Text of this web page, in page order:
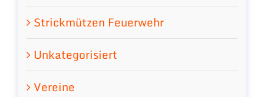
Strickmützen Feuerwehr
Unkategorisiert
Vereine